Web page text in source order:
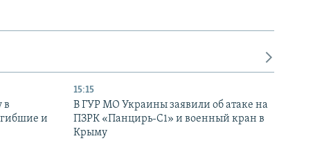
в
и
15:15
В ГУР МО Украины заявили об атаке на
ПЗРК «Панцирь-С1» и военный кран в
Крыму